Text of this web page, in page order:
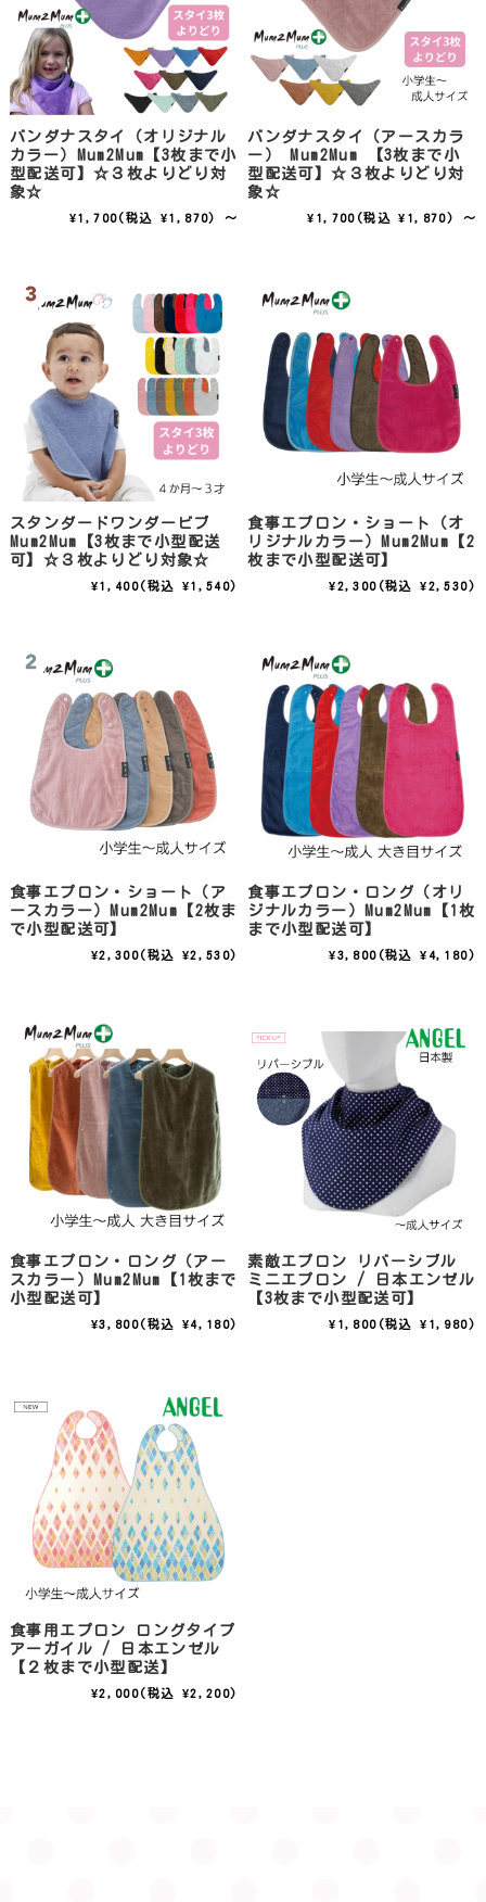
バンダナスタイ（オリジナル
カラー）Mum2Mum【3枚まで小
型配送可】☆３枚よりどり対
象☆
¥1,700(税込 ¥1,870) ～
バンダナスタイ（アースカラ
ー） Mum2Mum 【3枚まで小
型配送可】☆３枚よりどり対
象☆
¥1,700 (税込 ¥1,870) ～
スタンダードワンダービブ
Mum2Mum【3枚まで小型配送
可】☆３枚よりどり対象☆
¥1,400(税込 ¥1,540)
食事エプロン・ショート（オ
リジナルカラー）Mum2Mum【2
枚まで小型配送可】
¥2,300 (税込 ¥2,530)
食事エプロン・ショート（ア
ースカラー）Mum2Mum【2枚ま
で小型配送可】
¥2,300(税込 ¥2,530)
食事エプロン・ロング（オリ
ジナルカラー）Mum2Mum【1枚
まで小型配送可】
¥3,800 (税込 ¥4,180)
食事エプロン・ロング（アー
スカラー）Mum2Mum【1枚まで
小型配送可】
¥3,800(税込 ¥4,180)
素敵エプロン リバーシブル
ミニエプロン / 日本エンゼル
【3枚まで小型配送可】
¥1,800 (税込 ¥1,980)
食事用エプロン ロングタイプ
アーガイル / 日本エンゼル
【２枚まで小型配送】
¥2,000(税込 ¥2,200)